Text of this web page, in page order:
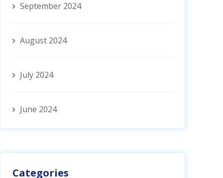
September 2024
August 2024
July 2024
June 2024
Categories